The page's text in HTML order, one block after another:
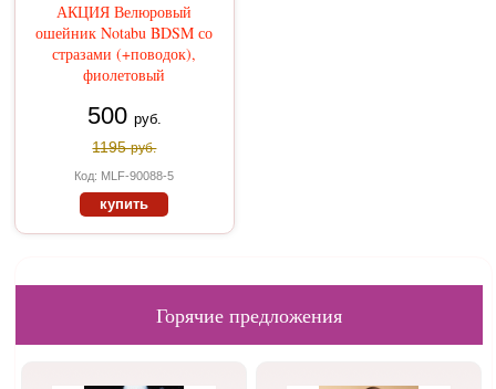
АКЦИЯ Велюровый
ошейник Notabu BDSM со
стразами (+поводок),
фиолетовый
500 руб.
1195руб.
Код: МLF-90088-5
купить
Горячие предложения